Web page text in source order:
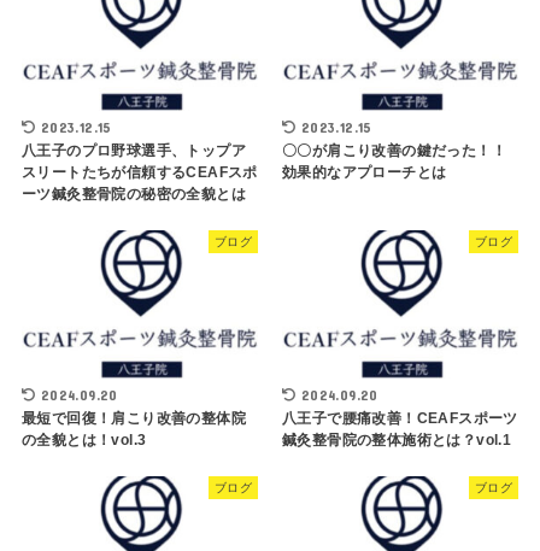
2023.12.15
八王子のプロ野球選手、トップア
スリートたちが信頼するCEAFスポ
ーツ鍼灸整骨院の秘密の全貌とは
2023.12.15
〇〇が肩こり改善の鍵だった！！
効果的なアプローチとは
ブログ
2024.09.20
最短で回復！肩こり改善の整体院
の全貌とは！vol.3
ブログ
2024.09.20
八王子で腰痛改善！CEAFスポーツ
鍼灸整骨院の整体施術とは？vol.1
ブログ ブログ